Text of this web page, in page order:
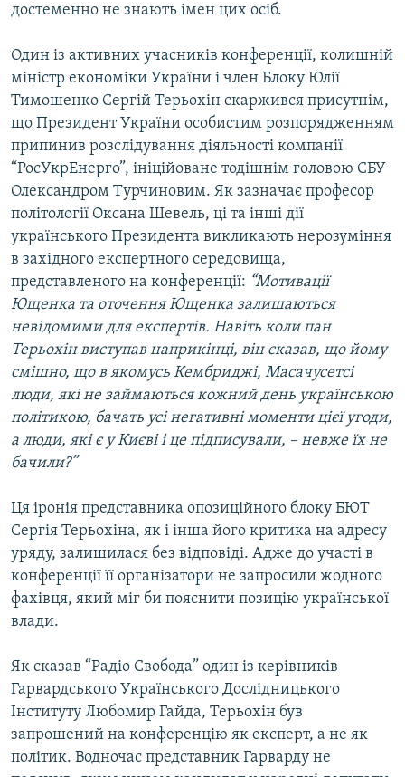
достеменно не знають імен цих осіб.
Один із активних учасників конференції, колишній
міністр економіки України і член Блоку Юлії
Тимошенко Сергій Терьохін скаржився присутнім,
що Президент України особистим розпорядженням
припинив розслідування діяльності компанії
“РосУкрЕнерго”, ініційоване тодішнім головою СБУ
Олександром Турчиновим. Як зазначає професор
політології Оксана Шевель, ці та інші дії
українського Президента викликають нерозуміння
в західного експертного середовища,
представленого на конференції: “Мотивації
Ющенка та оточення Ющенка залишаються
невідомими для експертів. Навіть коли пан
Терьохін виступав наприкінці, він сказав, що йому
смішно, що в якомусь Кембриджі, Масачусетсі
люди, які не займаються кожний день українською
політикою, бачать усі негативні моменти цієї угоди,
а люди, які є у Києві і це підписували, – невже їх не
бачили?”
Ця іронія представника опозиційного блоку БЮТ
Сергія Терьохіна, як і інша його критика на адресу
уряду, залишилася без відповіді. Адже до участі в
конференції її організатори не запросили жодного
фахівця, який міг би пояснити позицію української
влади.
Як сказав “Радіо Свобода” один із керівників
Гарвардського Українського Дослідницького
Інституту Любомир Гайда, Терьохін був
запрошений на конференцію як експерт, а не як
політик. Водночас представник Гарварду не